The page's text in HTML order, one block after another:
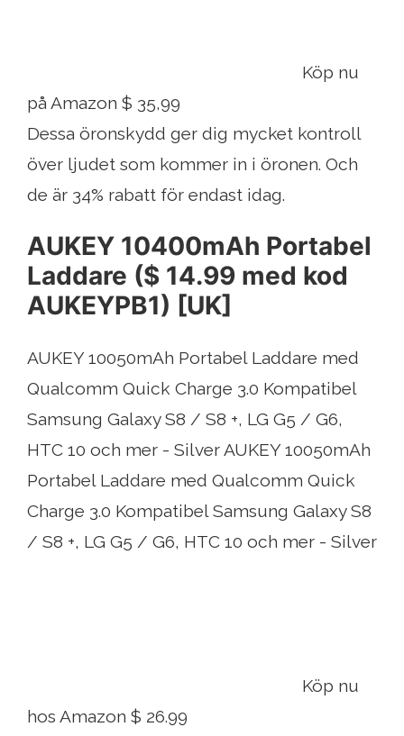
Köp nu
på Amazon $ 35,99
Dessa öronskydd ger dig mycket kontroll
över ljudet som kommer in i öronen. Och
de är 34% rabatt för endast idag.
AUKEY 10400mAh Portabel
Laddare ($ 14.99 med kod
AUKEYPB1) [UK]
AUKEY 10050mAh Portabel Laddare med
Qualcomm Quick Charge 3.0 Kompatibel
Samsung Galaxy S8 / S8 +, LG G5 / G6,
HTC 10 och mer - Silver AUKEY 10050mAh
Portabel Laddare med Qualcomm Quick
Charge 3.0 Kompatibel Samsung Galaxy S8
/ S8 +, LG G5 / G6, HTC 10 och mer - Silver
Köp nu
hos Amazon $ 26.99